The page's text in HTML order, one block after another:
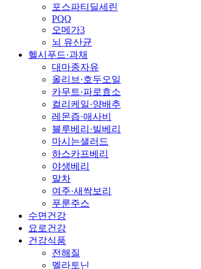
포스파티딜세린
PQQ
오메가3
뇌 유산균
헬시푸드·과채
대마종자유
올리브·호두오일
카무트·파로효소
컬리케일·양배추
레몬즙·애사비
블루베리·빌베리
마시는샐러드
하스카프베리
야생베리
말차
여주·새싹보리
푸룬주스
수면건강
요로건강
건강식품
전해질
멜라토닌